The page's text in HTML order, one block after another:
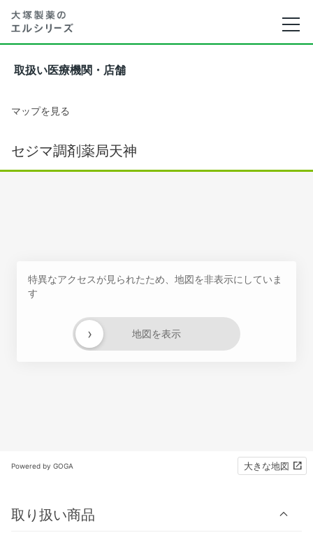
取扱い医療機関・店舗
マップを見る
セジマ調剤薬局天神
特異なアクセスが見られたため、地図を非表示にしていま
す
地図を表示
›
Powered by GOGA 大きな地図
取り扱い商品